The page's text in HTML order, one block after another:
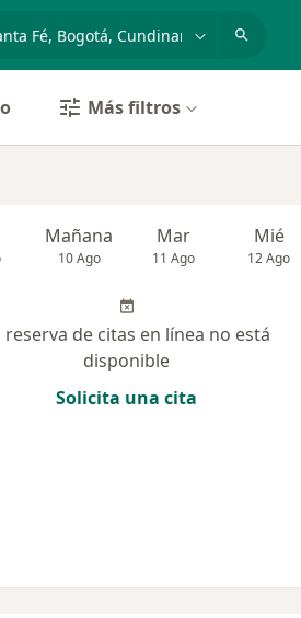
ej. Bogotá
Más filtros
Mañana
10 Ago
Mar
11 Ago
Mié
12 Ago
reserva de citas en línea no está
disponible
Solicita una cita